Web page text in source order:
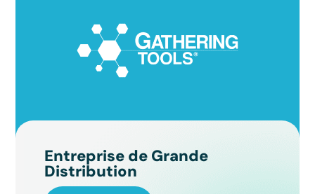
Entreprise de Grande
Distribution